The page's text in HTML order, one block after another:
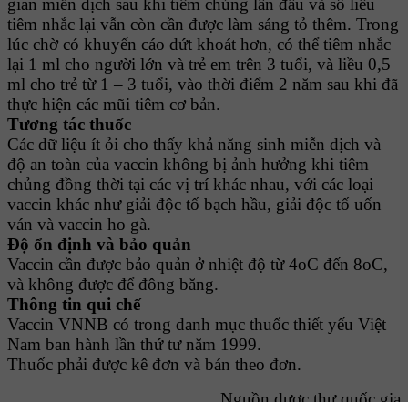
tiêm nhắc lại vẫn còn cần được làm sáng tỏ thêm. Trong
lúc chờ có khuyến cáo dứt khoát hơn, có thể tiêm nhắc
lại 1 ml cho người lớn và trẻ em trên 3 tuổi, và liều 0,5
ml cho trẻ từ 1 – 3 tuổi, vào thời điểm 2 năm sau khi đã
thực hiện các mũi tiêm cơ bản.
Tương tác thuốc
Các dữ liệu ít ỏi cho thấy khả năng sinh miễn dịch và
độ an toàn của vaccin không bị ảnh hưởng khi tiêm
chủng đồng thời tại các vị trí khác nhau, với các loại
vaccin khác như giải độc tố bạch hầu, giải độc tố uốn
ván và vaccin ho gà.
Ðộ ổn định và bảo quản
Vaccin cần được bảo quản ở nhiệt độ từ 4oC đến 8oC,
và không được để đông băng.
Thông tin qui chế
Vaccin VNNB có trong danh mục thuốc thiết yếu Việt
Nam ban hành lần thứ tư năm 1999.
Thuốc phải được kê đơn và bán theo đơn.